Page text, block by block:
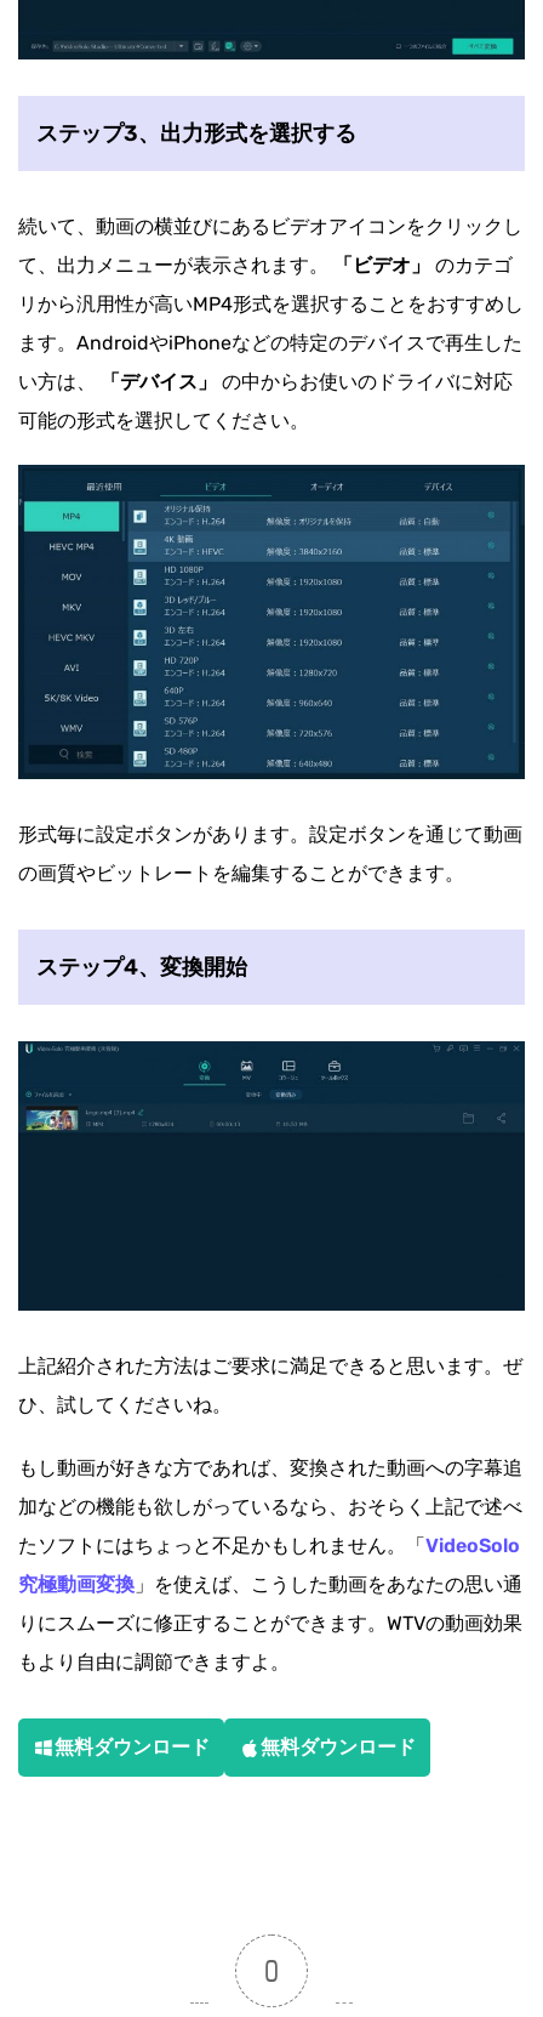
ステップ3、出力形式を選択する
続いて、動画の横並びにあるビデオアイコンをクリックし
て、出力メニューが表示されます。
「ビデオ」
のカテゴ
リから汎用性が高いMP4形式を選択することをおすすめし
ます。AndroidやiPhoneなどの特定のデバイスで再生した
い方は、
「デバイス」
の中からお使いのドライバに対応
可能の形式を選択してください。
形式毎に設定ボタンがあります。設定ボタンを通じて動画
の画質やビットレートを編集することができます。
ステップ4、変換開始
上記紹介された方法はご要求に満足できると思います。ぜ
ひ、試してくださいね。
もし動画が好きな方であれば、変換された動画への字幕追
加などの機能も欲しがっているなら、おそらく上記で述べ
たソフトにはちょっと不足かもしれません。「VideoSolo
究極動画変換 」を使えば、こうした動画をあなたの思い通
りにスムーズに修正することができます。WTVの動画効果
もより自由に調節できますよ。
無料ダウンロード 無料ダウンロード
0